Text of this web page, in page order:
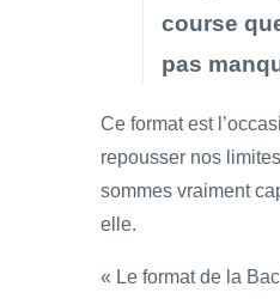
course
pas
Ce format est
repousser nos
sommes vraiment
elle.
« Le format de la